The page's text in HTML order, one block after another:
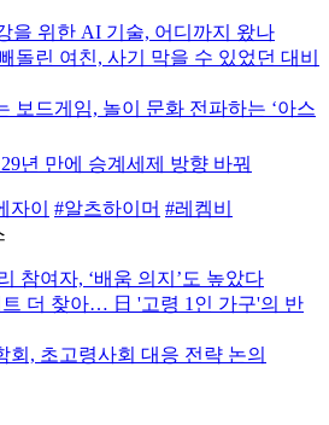
을 위한 AI 기술, 어디까지 왔나
돌린 여친, 사기 막을 수 있었던 대비
보드게임, 놀이 문화 전파하는 ‘아스
년 만에 승계세제 방향 바꿔
자이 #알츠하이머 #레켐비
참여자, ‘배움 의지’도 높았다
트 더 찾아… 日 '고령 1인 가구'의 반
회, 초고령사회 대응 전략 논의